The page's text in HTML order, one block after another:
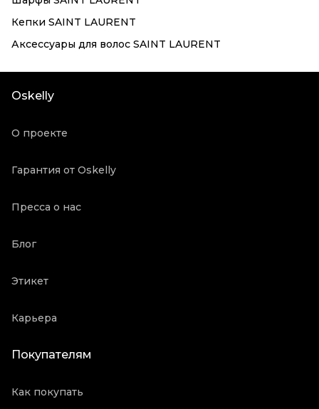
Кепки SAINT LAURENT
Аксессуары для волос SAINT LAURENT
Oskelly
О проекте
Гарантия от Oskelly
Пресса о нас
Блог
Этикет
Карьера
Покупателям
Как покупать